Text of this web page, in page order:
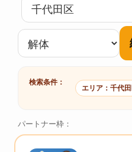
検索条件：
エリア：千代
パートナー枠：